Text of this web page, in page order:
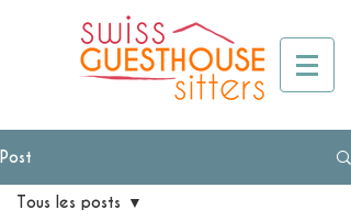
Post
Tous les posts